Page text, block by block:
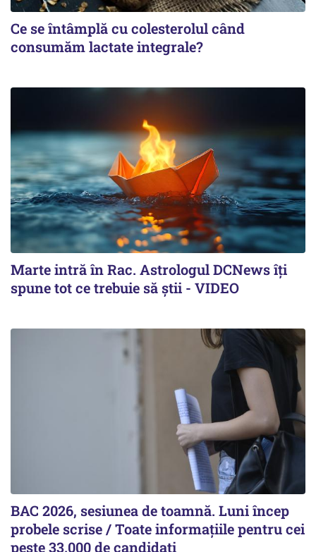
Ce se întâmplă cu colesterolul când
consumăm lactate integrale?
Marte intră în Rac. Astrologul DCNews îți
spune tot ce trebuie să știi - VIDEO
BAC 2026, sesiunea de toamnă. Luni încep
probele scrise / Toate informațiile pentru cei
peste 33.000 de candidați